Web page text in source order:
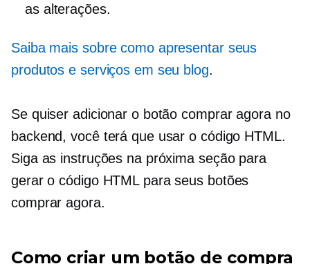
as alterações.
Saiba mais sobre como apresentar seus
produtos e serviços em seu blog.
Se quiser adicionar o botão comprar agora no
backend, você terá que usar o código HTML.
Siga as instruções na próxima seção para
gerar o código HTML para seus botões
comprar agora.
Como criar um botão de compra